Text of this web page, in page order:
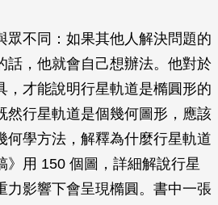
眾不同：如果其他人解決問題的
話，他就會自己想辦法。他對於
，才能說明行星軌道是橢圓形的
然行星軌道是個幾何圖形，應該
何學方法，解釋為什麼行星軌道
》用 150 個圖，詳細解說行星
力影響下會呈現橢圓。書中一張